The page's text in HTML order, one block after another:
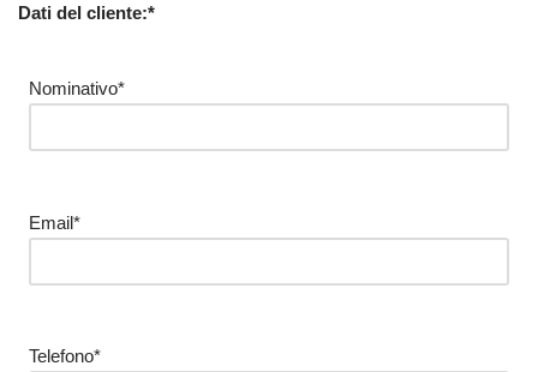
Dati del cliente:*
Nominativo*
Email*
Telefono*